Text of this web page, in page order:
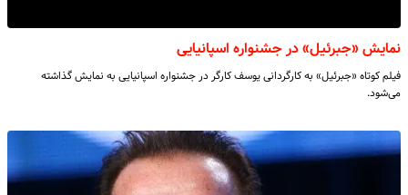
نمایش «جبرئیل» در جشنواره اسپانیایی
فیلم کوتاه «جبرئیل» به کارگردانی یوسف کارگر در جشنواره اسپانیایی به نمایش گذاشته
می‌شود.